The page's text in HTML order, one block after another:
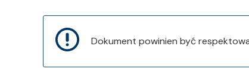
Dokument powinien być